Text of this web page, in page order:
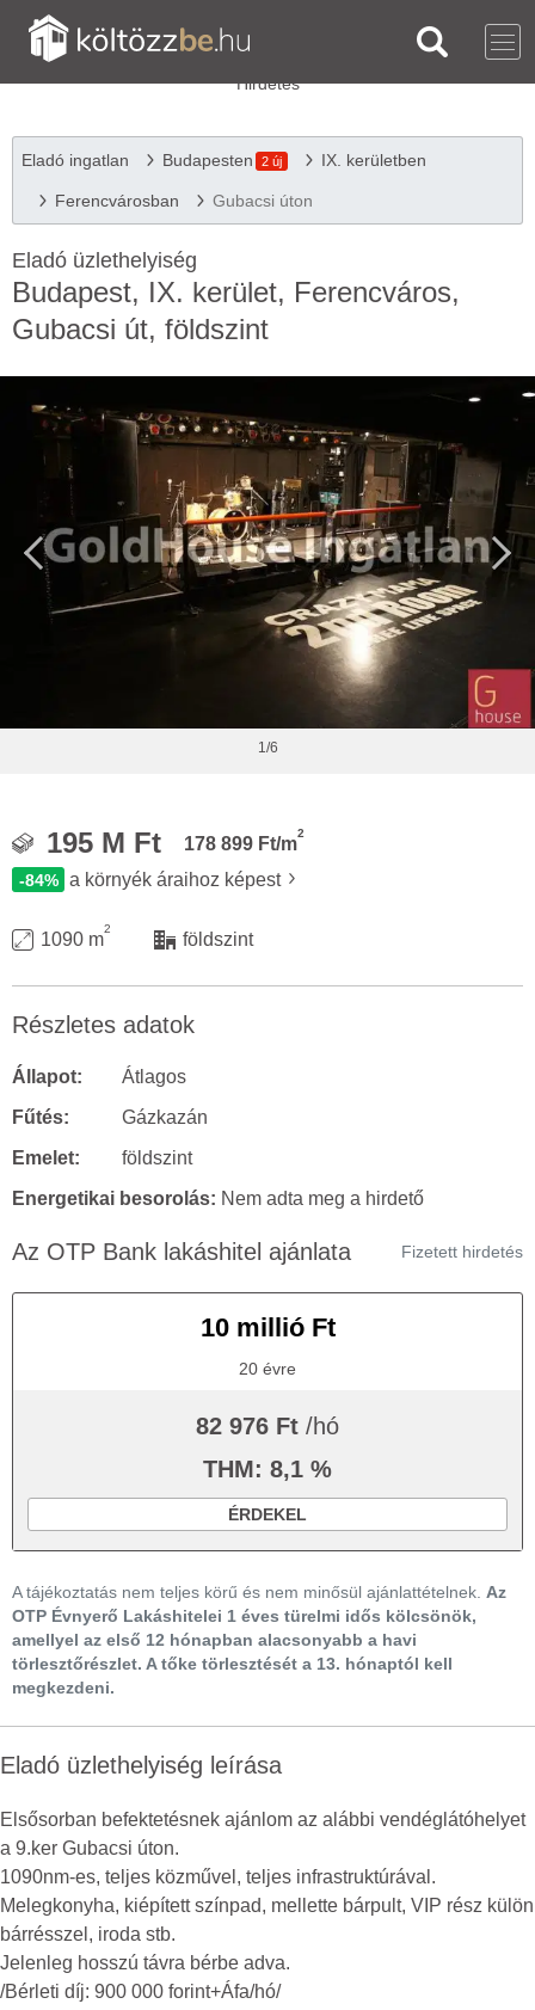
Eladó ingatlan Budapesten 2 új IX. kerületben
Ferencvárosban Gubacsi úton
Eladó üzlethelyiség
Budapest, IX. kerület, Ferencváros,
Gubacsi út, földszint
1/6
195 M Ft 178 899 Ft/m
2
-84% a környék áraihoz képest
1090 m
2
földszint
Részletes adatok
Állapot:
Átlagos
Fűtés:
Gázkazán
Emelet:
földszint
Energetikai besorolás: Nem adta meg a hirdető
Az OTP Bank lakáshitel ajánlata Fizetett hirdetés
10 millió Ft
20 évre
82 976 Ft /hó
THM: 8,1 %
ÉRDEKEL
A tájékoztatás nem teljes körű és nem minősül ajánlattételnek. Az
OTP Évnyerő Lakáshitelei 1 éves türelmi idős kölcsönök,
amellyel az első 12 hónapban alacsonyabb a havi
törlesztőrészlet. A tőke törlesztését a 13. hónaptól kell
megkezdeni.
Eladó üzlethelyiség leírása
Elsősorban befektetésnek ajánlom az alábbi vendéglátóhelyet
a 9.ker Gubacsi úton.
1090nm-es, teljes közművel, teljes infrastruktúrával.
Melegkonyha, kiépített színpad, mellette bárpult, VIP rész külön
bárrésszel, iroda stb.
Jelenleg hosszú távra bérbe adva.
/Bérleti díj: 900 000 forint+Áfa/hó/